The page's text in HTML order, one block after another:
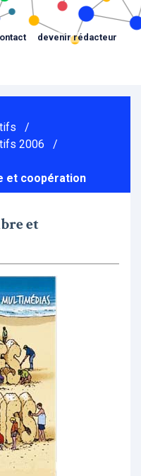
devenir rédacteur
/
2006
/
et coopération
et